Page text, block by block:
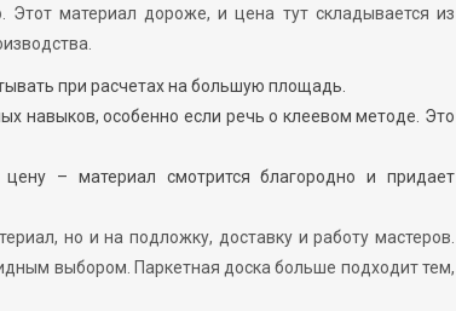
Этот материал дороже, и цена тут складывается из
при расчетах на большую площадь.
навыков, особенно если речь о клеевом методе. Это
– материал смотрится благородно и придает
но и на подложку, доставку и работу мастеров.
выбором. Паркетная доска больше подходит тем,